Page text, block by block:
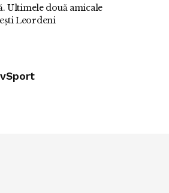
Ultimele două amicale
Leordeni